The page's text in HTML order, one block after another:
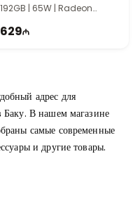
192GB | 65W | Radeon
629
адрес для
Баку. В нашем магазине
самые современные
и другие товары.